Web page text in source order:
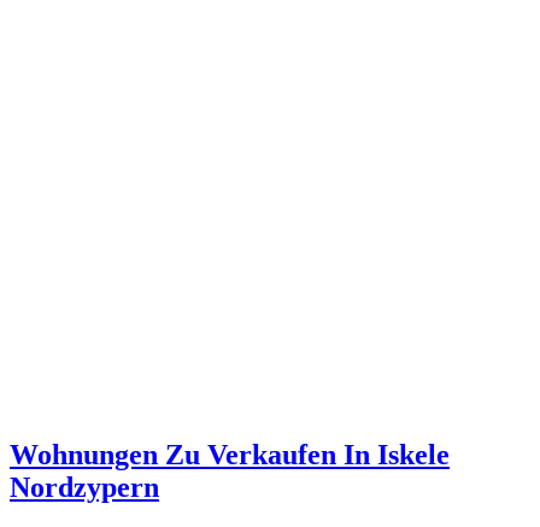
Wohnungen Zu Verkaufen In Iskele
Nordzypern